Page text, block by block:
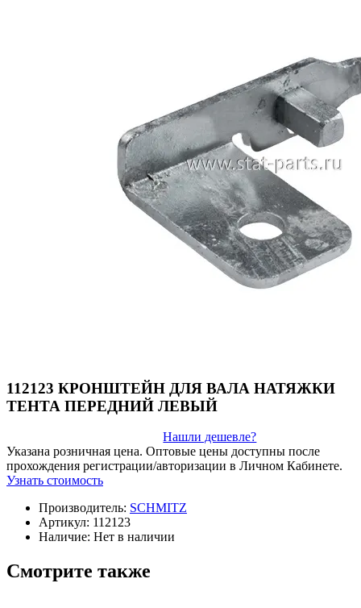
112123 КРОНШТЕЙН ДЛЯ ВАЛА НАТЯЖКИ
ТЕНТА ПЕРЕДНИЙ ЛЕВЫЙ
Нашли дешевле?
Указана розничная цена. Оптовые цены доступны после
прохождения регистрации/авторизации в Личном Кабинете.
Узнать стоимость
Производитель: SCHMITZ
Артикул: 112123
Наличие: Нет в наличии
Смотрите также